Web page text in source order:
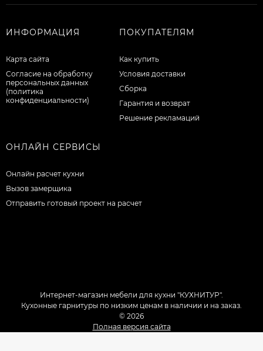
ИНФОРМАЦИЯ
Карта сайта
Согласие на обработку
персональных данных
(политика
конфиденциальности)
ПОКУПАТЕЛЯМ
Как купить
Условия доставки
Сборка
Гарантия и возврат
Решение рекламаций
ОНЛАЙН СЕРВИСЫ
Онлайн расчет кухни
Вызов замерщика
Отправить готовый проект на расчет
Интернет-магазин мебели для кухни "КУХНИТУР".
Кухонные гарнитуры по низким ценам в наличии и на заказ.
© 2026
Полная версия сайта